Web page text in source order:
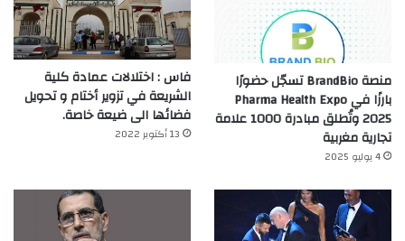
منصة BrandBio تسجّل حضورًا
بارزًا في Pharma Health Expo
2025 وتُطلق مبادرة 1000 علامة
تجارية مغربية
4 يوليو 2025
فاس : اختلالات عمادة كلية
الشريعة في تزوير أختام و تحويل
فضائها الى ضيعة خاصة.
13 أكتوبر 2022